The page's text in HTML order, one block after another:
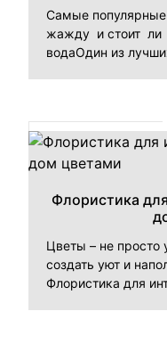
Самые популярные
жажду и стоит ли
водаОдин из
Флористика
Цветы – не просто
создать уют и
Флористика для